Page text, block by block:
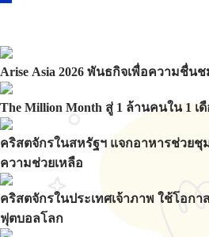
Arise Asia 2026 พันธกิจเพื่อความชื่น
The Million Month สู่ 1 ล้านคนใน 1 เ
คริสตจักรในสหรัฐฯ แจกอาหารช่วย
ความช่วยเหลือ
คริสตจักรในประเทศเจ้าภาพ ใช้โอกา
ฟุตบอลโลก